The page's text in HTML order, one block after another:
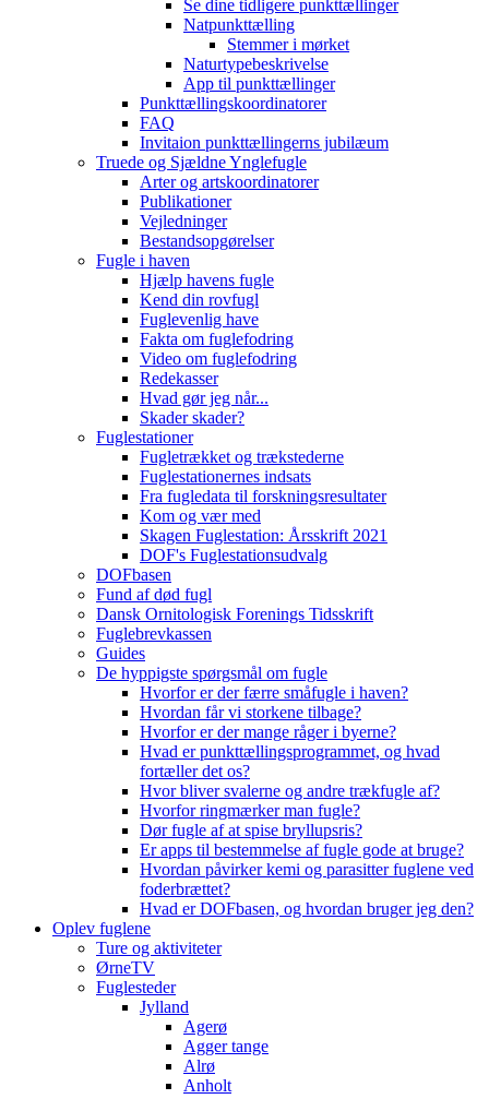
Se dine tidligere punkttællinger
Natpunkttælling
Stemmer i mørket
Naturtypebeskrivelse
App til punkttællinger
Punkttællingskoordinatorer
FAQ
Invitaion punkttællingerns jubilæum
Truede og Sjældne Ynglefugle
Arter og artskoordinatorer
Publikationer
Vejledninger
Bestandsopgørelser
Fugle i haven
Hjælp havens fugle
Kend din rovfugl
Fuglevenlig have
Fakta om fuglefodring
Video om fuglefodring
Redekasser
Hvad gør jeg når...
Skader skader?
Fuglestationer
Fugletrækket og trækstederne
Fuglestationernes indsats
Fra fugledata til forskningsresultater
Kom og vær med
Skagen Fuglestation: Årsskrift 2021
DOF's Fuglestationsudvalg
DOFbasen
Fund af død fugl
Dansk Ornitologisk Forenings Tidsskrift
Fuglebrevkassen
Guides
De hyppigste spørgsmål om fugle
Hvorfor er der færre småfugle i haven?
Hvordan får vi storkene tilbage?
Hvorfor er der mange råger i byerne?
Hvad er punkttællingsprogrammet, og hvad
fortæller det os?
Hvor bliver svalerne og andre trækfugle af?
Hvorfor ringmærker man fugle?
Dør fugle af at spise bryllupsris?
Er apps til bestemmelse af fugle gode at bruge?
Hvordan påvirker kemi og parasitter fuglene ved
foderbrættet?
Hvad er DOFbasen, og hvordan bruger jeg den?
Oplev fuglene
Ture og aktiviteter
ØrneTV
Fuglesteder
Jylland
Agerø
Agger tange
Alrø
Anholt